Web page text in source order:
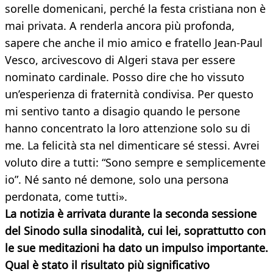
sorelle domenicani, perché la festa cristiana non è
mai privata. A renderla ancora più profonda,
sapere che anche il mio amico e fratello Jean-Paul
Vesco, arcivescovo di Algeri stava per essere
nominato cardinale. Posso dire che ho vissuto
un’esperienza di fraternità condivisa. Per questo
mi sentivo tanto a disagio quando le persone
hanno concentrato la loro attenzione solo su di
me. La felicità sta nel dimenticare sé stessi. Avrei
voluto dire a tutti: “Sono sempre e semplicemente
io”. Né santo né demone, solo una persona
perdonata, come tutti».
La notizia è arrivata durante la seconda sessione
del Sinodo sulla sinodalità, cui lei, soprattutto con
le sue meditazioni ha dato un impulso importante.
Qual è stato il risultato più significativo